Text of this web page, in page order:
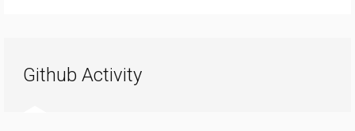
Github Activity